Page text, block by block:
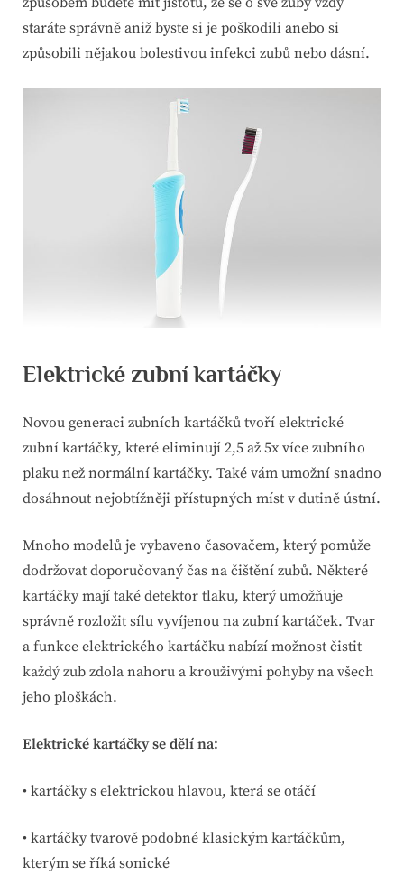
staráte správně aniž byste si je poškodili anebo si
způsobili nějakou bolestivou infekci zubů nebo dásní.
Elektrické zubní kartáčky
Novou generaci zubních kartáčků tvoří elektrické
zubní kartáčky, které eliminují 2,5 až 5x více zubního
plaku než normální kartáčky. Také vám umožní snadno
dosáhnout nejobtížněji přístupných míst v dutině ústní.
Mnoho modelů je vybaveno časovačem, který pomůže
dodržovat doporučovaný čas na čištění zubů. Některé
kartáčky mají také detektor tlaku, který umožňuje
správně rozložit sílu vyvíjenou na zubní kartáček. Tvar
a funkce elektrického kartáčku nabízí možnost čistit
každý zub zdola nahoru a krouživými pohyby na všech
jeho ploškách.
Elektrické kartáčky se dělí na:
• kartáčky s elektrickou hlavou, která se otáčí
• kartáčky tvarově podobné klasickým kartáčkům,
kterým se říká sonické